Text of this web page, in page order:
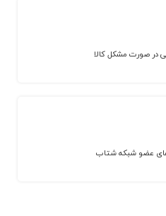
در صورت مشکل کالا
عضو شبکه شتاب